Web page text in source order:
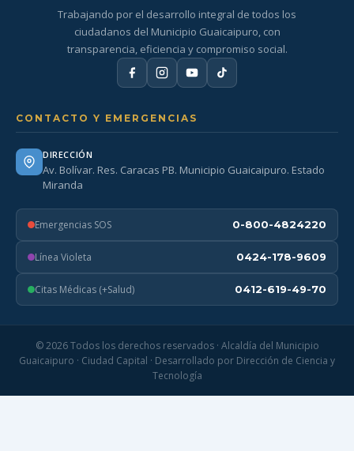
Trabajando por el desarrollo integral de todos los
ciudadanos del Municipio Guaicaipuro, con
transparencia, eficiencia y compromiso social.
CONTACTO Y EMERGENCIAS
DIRECCIÓN
Av. Bolívar. Res. Caracas PB. Municipio Guaicaipuro. Estado
Miranda
Emergencias SOS 0-800-4824220
Línea Violeta 0424-178-9609
Citas Médicas (+Salud) 0412-619-49-70
© 2026 Todos los derechos reservados · Alcaldía del Municipio
Guaicaipuro · Ciudad Capital · Desarrollado por Dirección de Ciencia y
Tecnología